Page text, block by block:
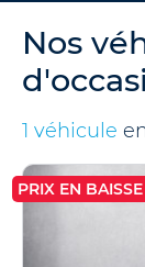
Nos
1 véhicule
PRIX EN